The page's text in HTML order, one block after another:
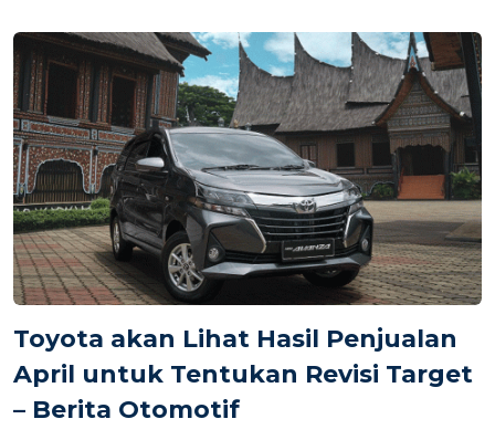
Toyota akan Lihat Hasil Penjualan
April untuk Tentukan Revisi Target
– Berita Otomotif